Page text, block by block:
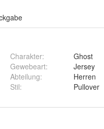
Charakter:
Ghost
Gewebeart:
Jersey
Abteilung:
Herren
Stil: Pullover